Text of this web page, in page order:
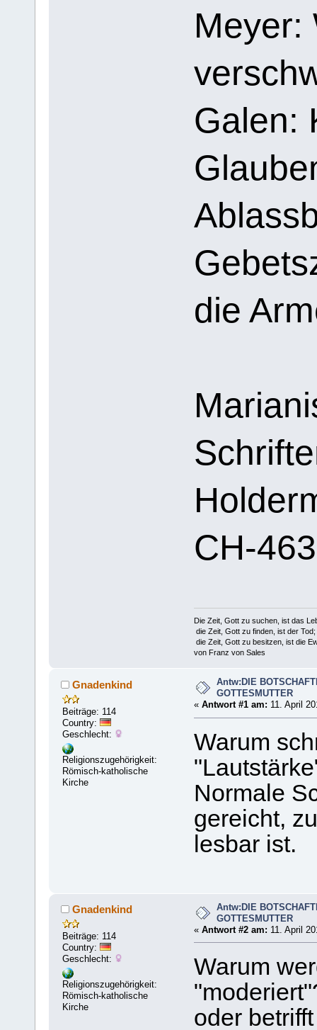
Meyer:
Galen:
die
CH-
Die Zeit, Gott zu suchen, ist das
die Zeit, Gott zu finden, ist der Tod;
die Zeit, Gott zu besitzen, ist die
von Franz von Sales
Gnadenkind
Beiträge: 114
Country:
Geschlecht:
Religionszugehörigkeit:
Römisch-katholische
Kirche
Antw:DIE
GOTTESMUTTER
« Antwort #1 am: 11. April
Warum
Normale
gereicht,
lesbar ist.
Gnadenkind
Beiträge: 114
Country:
Geschlecht:
Religionszugehörigkeit:
Römisch-katholische
Kirche
Antw:DIE
GOTTESMUTTER
« Antwort #2 am: 11. April
Warum
oder